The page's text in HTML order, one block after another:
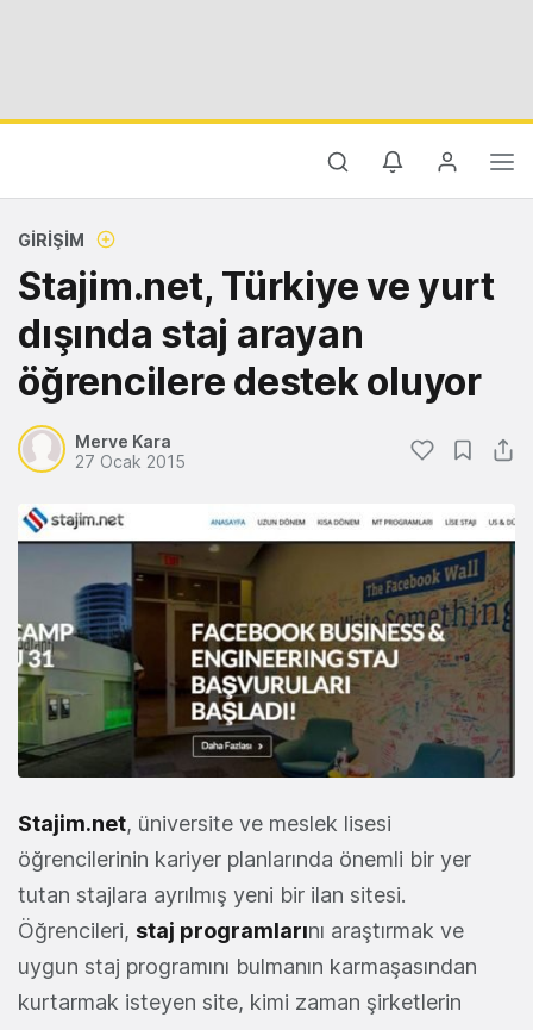
GIRIŞIM
Stajim.net, Türkiye ve yurt
dışında staj arayan
öğrencilere destek oluyor
Merve Kara
27 Ocak 2015
Stajim.net, üniversite ve meslek lisesi
öğrencilerinin kariyer planlarında önemli bir yer
tutan stajlara ayrılmış yeni bir ilan sitesi.
Öğrencileri, staj programlarını araştırmak ve
uygun staj programını bulmanın karmaşasından
kurtarmak isteyen site, kimi zaman şirketlerin